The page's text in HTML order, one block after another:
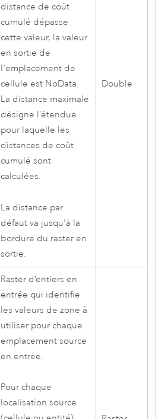
distance de coût
cumulé dépasse
cette valeur, la valeur
en sortie de
l'emplacement de
cellule est NoData.
La distance maximale
désigne l’étendue
pour laquelle les
distances de coût
cumulé sont
calculées.
La distance par
défaut va jusqu'à la
bordure du raster en
sortie.
Double
Raster d’entiers en
entrée qui identifie
les valeurs de zone à
utiliser pour chaque
emplacement source
en entrée.
Pour chaque
localisation source